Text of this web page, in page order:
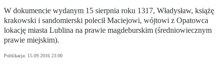
W dokumencie wydanym 15 sierpnia roku 1317, Władysław, książę
krakowski i sandomierski polecił Maciejowi, wójtowi z Opatowca
lokację miasta Lublina na prawie magdeburskim (średniowiecznym
prawie miejskim).
Publikacja: 15.09.2016 23:00